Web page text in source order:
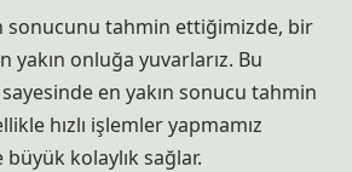
sonucunu tahmin ettiğimizde, bir
yakın onluğa yuvarlarız. Bu
en yakın sonucu tahmin
hızlı işlemler yapmamız
kolaylık sağlar.